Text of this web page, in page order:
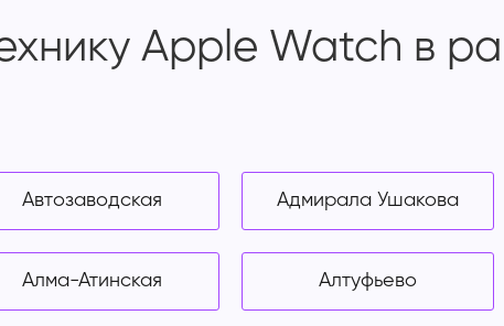
Apple Watch в
Автозаводская Адмирала Ушакова
Алма-Атинская Алтуфьево